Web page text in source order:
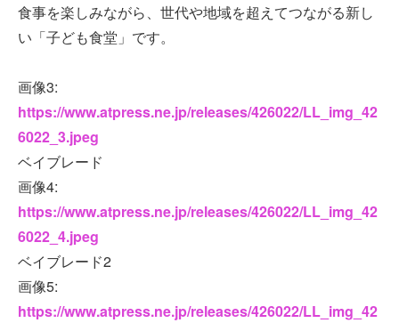
食事を楽しみながら、世代や地域を超えてつながる新し
い「子ども食堂」です。
画像3:
https://www.atpress.ne.jp/releases/426022/LL_img_42
6022_3.jpeg
ベイブレード
画像4:
https://www.atpress.ne.jp/releases/426022/LL_img_42
6022_4.jpeg
ベイブレード2
画像5:
https://www.atpress.ne.jp/releases/426022/LL_img_42